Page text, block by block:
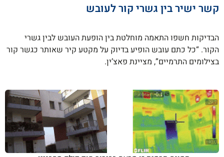
קשר ישיר בין גשרי קור לעובש
הבדיקות חשפו התאמה מוחלטת בין הופעת העובש לבין גשרי
הקור. “כל כתם עובש הופיע בדיוק על מקטע קיר שאותר כגשר קור
בצילומים התרמיים”, מציינת פאצ’ין.